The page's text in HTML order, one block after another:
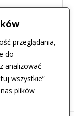
przeglądania,
do
analizować
wszystkie”
plików